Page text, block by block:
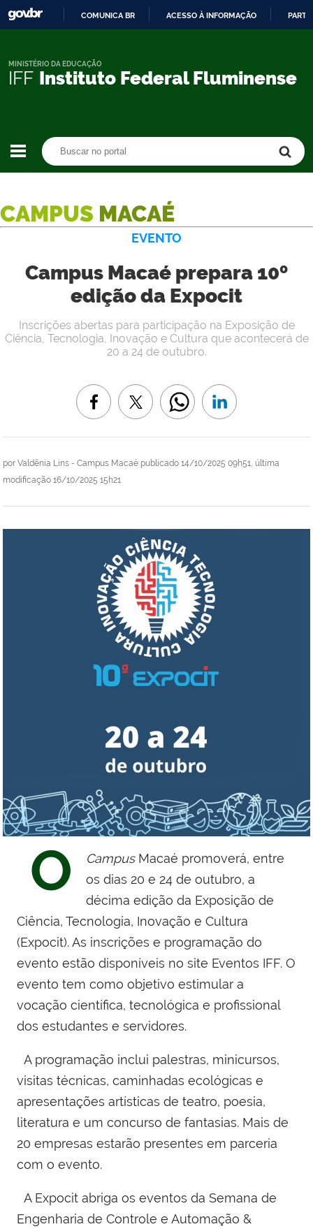
CONTEÚDO
COMUNICA BR ACESSO À INFORMAÇÃO
IFF Instituto Federal Fluminense
MINISTÉRIO DA EDUCAÇÃO
CAMPUS MACAÉ
EVENTO
Campus Macaé prepara 10º
edição da Expocit
por Valdênia Lins - Campus Macaé publicado 14/10/2025 09h51, última
modificação 16/10/2025 15h21
Inscrições abertas para participação na Exposição de
Ciência, Tecnologia, Inovação e Cultura que acontecerá de
20 a 24 de outubro.
O CampusMacaé promoverá, entre
os dias 20 e 24 de outubro, a
décima edição da Exposição de
Ciência, Tecnologia, Inovação e Cultura
(Expocit). As inscrições e programação do
evento estão disponíveis no site Eventos IFF. O
evento tem como objetivo estimular a
vocação científica, tecnológica e profissional
dos estudantes e servidores.
A programação inclui palestras, minicursos,
visitas técnicas, caminhadas ecológicas e
apresentações artísticas de teatro, poesia,
literatura e um concurso de fantasias. Mais de
20 empresas estarão presentes em parceria
com o evento.
A Expocit abriga os eventos da Semana de
Engenharia de Controle e Automação &